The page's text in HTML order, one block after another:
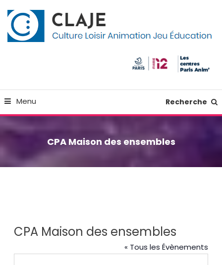
To
Content
Menu Recherche
CPA Maison des ensembles
CPA Maison des ensembles
« Tous les Évènements